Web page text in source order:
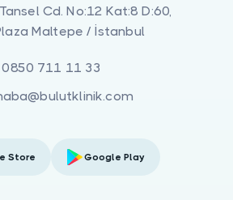
Cd. No:12 Kat:8 D:60,
Maltepe / İstanbul
0850 711 11 33
Store Google Play